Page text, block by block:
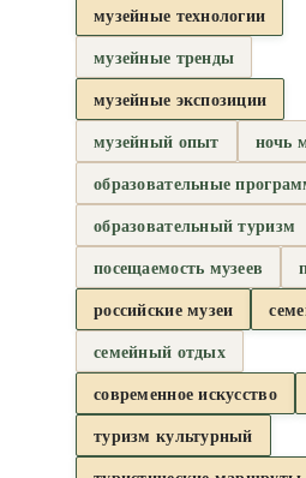
музейные технологии
музейные тренды
музейные экспозиции
музейный опыт
ночь
образовательные
образовательный туризм
посещаемость музеев
российские музеи
семейный отдых
современное искусство
туризм культурный